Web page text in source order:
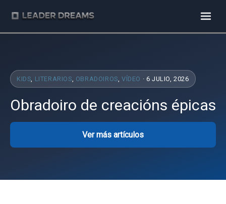
KIDS, LITERARIOS, OBRADOIROS,VÍDEO · 6 JULIO, 2026
Obradoiro de creacións épicas
Ver más artículos